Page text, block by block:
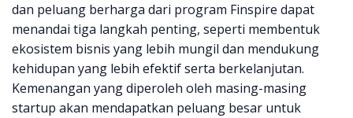
dan peluang berharga dari program Finspire dapat
menandai tiga langkah penting, seperti membentuk
ekosistem bisnis yang lebih mungil dan mendukung
kehidupan yang lebih efektif serta berkelanjutan.
Kemenangan yang diperoleh oleh masing-masing
startup akan mendapatkan peluang besar untuk